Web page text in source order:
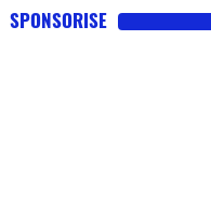
SPONSORISE